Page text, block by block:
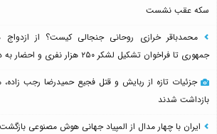
سکه عقب نشست
محمدباقر خرازی روحانی جنجالی کیست؟ از ازدواج
جمهوری تا فراخوان تشکیل لشکر ۲۵۰ هزار نفری و احضار به دادگاه
بازداشت شدند
ایران با چهار مدال از المپیاد جهانی هوش مصنوعی بازگشت